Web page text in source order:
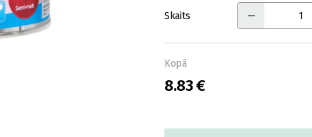
Skaits
Kopā
8.83 €